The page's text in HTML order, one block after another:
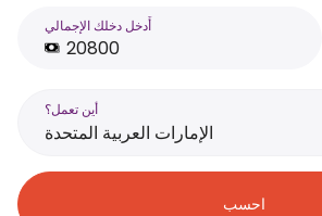
أَدخل دخلك الإجمالي
أين تعمل؟
الإمارات العربية المتحدة
احسب